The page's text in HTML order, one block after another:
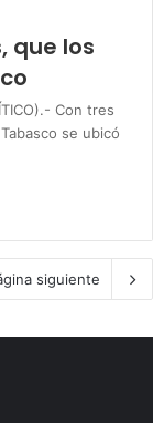
que los
Con tres
se ubicó
siguiente